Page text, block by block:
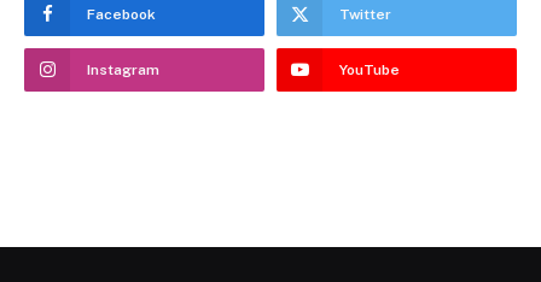
Facebook Twitter
Instagram YouTube